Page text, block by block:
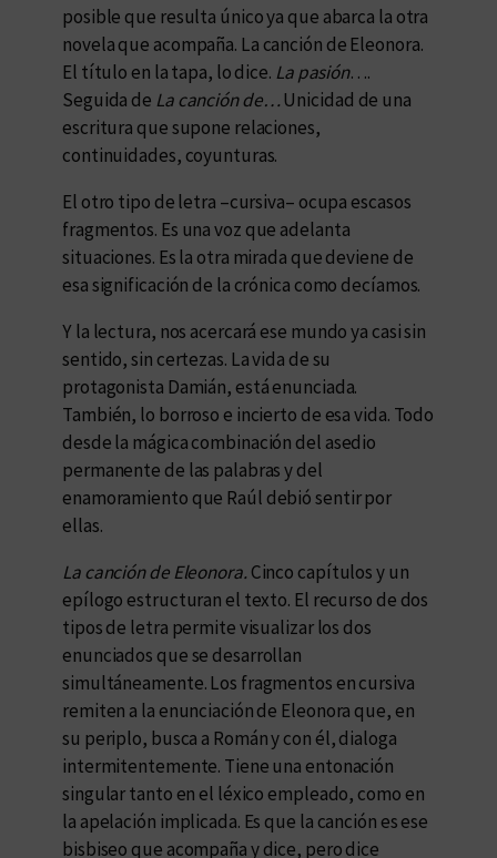
posible que resulta único ya que abarca la otra
novela que acompaña. La canción de Eleonora.
El título en la tapa, lo dice. La pasión….
Seguida de La canción de… Unicidad de una
escritura que supone relaciones,
continuidades, coyunturas.
El otro tipo de letra –cursiva– ocupa escasos
fragmentos. Es una voz que adelanta
situaciones. Es la otra mirada que deviene de
esa significación de la crónica como decíamos.
Y la lectura, nos acercará ese mundo ya casi sin
sentido, sin certezas. La vida de su
protagonista Damián, está enunciada.
También, lo borroso e incierto de esa vida. Todo
desde la mágica combinación del asedio
permanente de las palabras y del
enamoramiento que Raúl debió sentir por
ellas.
La canción de Eleonora. Cinco capítulos y un
epílogo estructuran el texto. El recurso de dos
tipos de letra permite visualizar los dos
enunciados que se desarrollan
simultáneamente. Los fragmentos en cursiva
remiten a la enunciación de Eleonora que, en
su periplo, busca a Román y con él, dialoga
intermitentemente. Tiene una entonación
singular tanto en el léxico empleado, como en
la apelación implicada. Es que la canción es ese
bisbiseo que acompaña y dice, pero dice